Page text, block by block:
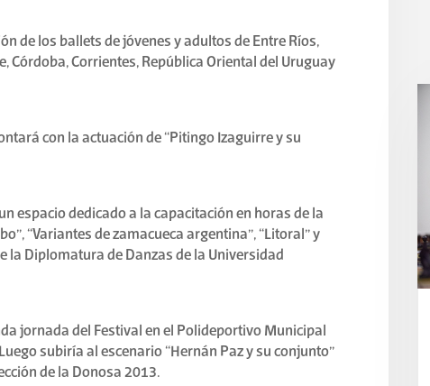
de los ballets de jóvenes y adultos de Entre Ríos,
Córdoba, Corrientes, República Oriental del Uruguay
con la actuación de “Pitingo Izaguirre y su
espacio dedicado a la capacitación en horas de la
“Variantes de zamacueca argentina”, “Litoral” y
la Diplomatura de Danzas de la Universidad
jornada del Festival en el Polideportivo Municipal
subiría al escenario “Hernán Paz y su conjunto”
de la Donosa 2013.